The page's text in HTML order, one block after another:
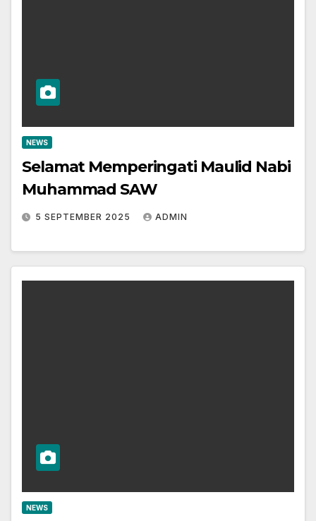
NEWS
Selamat Memperingati Maulid Nabi
Muhammad SAW
5 SEPTEMBER 2025 ADMIN
NEWS